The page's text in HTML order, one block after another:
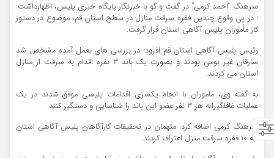
سرهنگ “احمد کرمي” در گفت و گو با خبرنگار پايگاه خبري پليس،‌ اظهارداشت:
: در پي وقوع چندين فقره سرقت منازل در سطح استان قم، ‌موضوع در دستور
کار مأموران پليس آگاهي استان قرار گرفت.
رئیس پلیس آگاهی استان قم افزود: در بررسی های بعمل آمده مشخص شد
سارقان غیر بومی بودند و بصورت یک باند 3 نفره اقدام به سرقت از منازل
استان می کردند.
به گفته وي، ماموران با انجام یکسری اقدامات پليسي موفق شدند در یک
عملیات غافلگیرانه هر 3 نفر عضو این باند را شناسایی و دستگیر کنند.
سرهنگ کرمی اضافه کرد: متهمان در تحقیقات کارآگاهان پلیس آگاهی استان
به 10 فقره سرقت منزل اعتراف کردند.